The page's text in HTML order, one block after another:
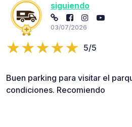
siguiendo
03/07/2026
5/5
Buen parking para visitar el
condiciones. Recomiendo